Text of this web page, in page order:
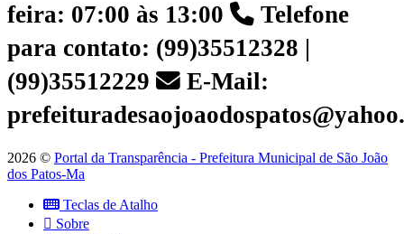
feira: 07:00 às 13:00
Telefone
para contato: (99)35512328 |
(99)35512229
E-Mail:
2026 © Portal da Transparência - Prefeitura Municipal de São João
dos Patos-Ma
Teclas de Atalho
Sobre